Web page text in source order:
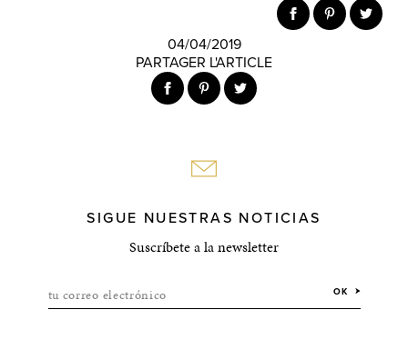
04/04/2019
PARTAGER L'ARTICLE
SIGUE NUESTRAS NOTICIAS
Suscríbete a la newsletter
tu correo electrónico OK